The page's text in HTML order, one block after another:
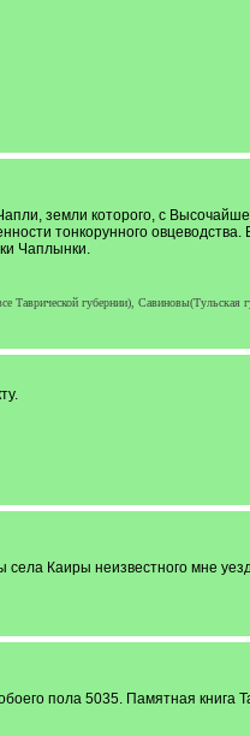
земли которого, с
тонкорунного
Чаплынки.
Таврической губернии), Савиновы(Тульская
села Каиры неизвестного мне
пола 5035. Памятная книга